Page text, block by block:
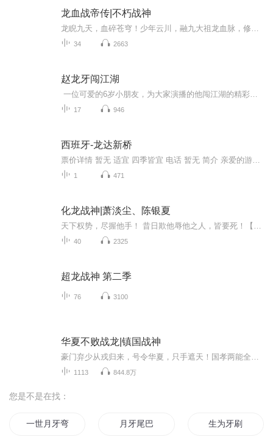
龙血战帝传|不朽战神
34 2663
赵龙牙闯江湖
17 946
西班牙-龙达新桥
1 471
化龙战神|萧淡尘、陈银夏
40 2325
超龙战神 第二季
76 3100
华夏不败战龙|镇国战神
1113 844.8万
您是不是在找：
一世月牙弯 月牙尾巴 生为牙刷